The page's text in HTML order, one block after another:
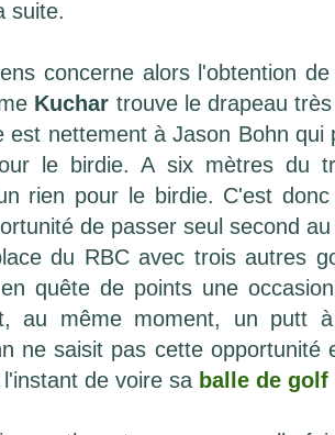
suite.
concerne alors l'obtention
Kuchar trouve le drapeau
est nettement à Jason Bohn qui
le birdie. A six mètres du
rien pour le birdie. C'est
de passer seul second
du RBC avec trois autres
quête de points une
au même moment, un putt
ne saisit pas cette opportunité
de voire sa balle de golf